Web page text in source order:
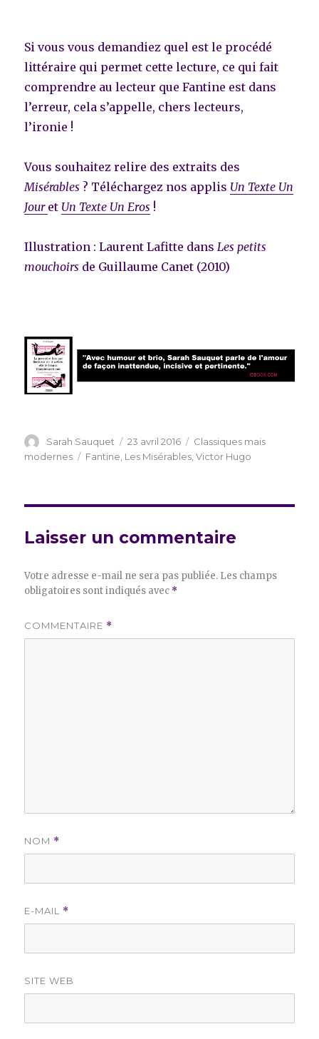
Si vous vous demandiez quel est le procédé
littéraire qui permet cette lecture, ce qui fait
comprendre au lecteur que Fantine est dans
l’erreur, cela s’appelle, chers lecteurs,
l’ironie !
Vous souhaitez relire des extraits des
Misérables ? Téléchargez nos applis Un Texte Un
Jour et Un Texte Un Eros !
Illustration : Laurent Lafitte dans Les petits
mouchoirs de Guillaume Canet (2010)
Auteur
Sarah Sauquet
Publié
le
23 avril 2016 Catégories
Classiques mais
modernes
Étiquettes
Fantine Les Misérables ,Victor Hugo
Laisser un commentaire
Votre adresse e-mail ne sera pas publiée. Les champs
obligatoires sont indiqués avec *
COMMENTAIRE *
NOM *
E-MAIL *
SITE WEB